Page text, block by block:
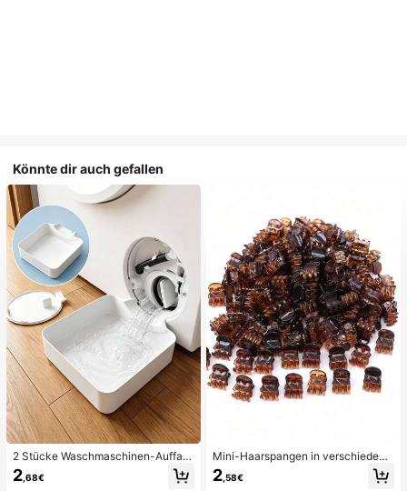
Könnte dir auch gefallen
2 Stücke Waschmaschinen-Auffan
gwanne Tropfschale, wasserdichte
Bodenschutzmatte für Waschraum,
2 ,68€
Mini-Haarspangen in verschiedene
n Farben, geeignet für Frauenfrisure
n und dekorative Haaraccessoires,
2 ,58€